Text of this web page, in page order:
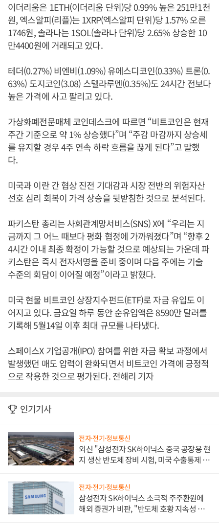
이더리움은 1ETH(이더리움 단위)당 0.99% 높은 251만1천
원, 엑스알피(리플)는 1XRP(엑스알피 단위)당 1.57% 오른
1746원, 솔라나는 1SOL(솔라나 단위)당 2.65% 상승한 10
만4400원에 거래되고 있다.
테더(0.27%) 비엔비(1.09%) 유에스디코인(0.33%) 트론(0.
63%) 도지코인(3.08) 스텔라루멘(0.35%)도 24시간 전보다
높은 가격에 사고 팔리고 있다.
가상화폐전문매체 코인데스크에 따르면 “비트코인은 현재
주간 기준으로 약 1% 상승했다”며 “주감 마감까지 상승세
를 유지할 경우 4주 연속 하락 흐름을 끊게 된다”고 말했
다.
미국과 이란 간 협상 진전 기대감과 시장 전반의 위험자산
선호 심리 회복이 가격 상승을 뒷받침한 것으로 분석된다.
파키스탄 총리는 사회관계망서비스(SNS) X에 “우리는 지
금까지 그 어느 때보다 평화 협정에 가까워졌다”며 “향후 2
4시간 이내 최종 확정이 가능할 것으로 예상되는 가운데 파
키스탄은 즉시 전자서명을 준비 중이며 다음 주에는 기술
수준의 회담이 이어질 예정”이라고 밝혔다.
미국 현물 비트코인 상장지수펀드(ETF)로 자금 유입도 이
어지고 있다. 금요일 하루 동안 순유입액은 8590만 달러를
기록해 5월14일 이후 최대 규모를 나타냈다.
스페이스X 기업공개(IPO) 참여를 위한 자금 확보 과정에서
발생했던 매도 압력이 완화되면서 비트코인 가격에 긍정적
으로 작용한 것으로 평가된다. 전해리 기자
인기기사
전자·전기·정보통신
외신 "삼성전자 SK하이닉스 중국 공장용 현
지 생산 반도체 장비 시험, 미국 수출통제 대
전자·전기·정보통신
삼성전자 SK하이닉스 소극적 주주환원에
해외 증권가 비판, "반도체 호황 지속성 의